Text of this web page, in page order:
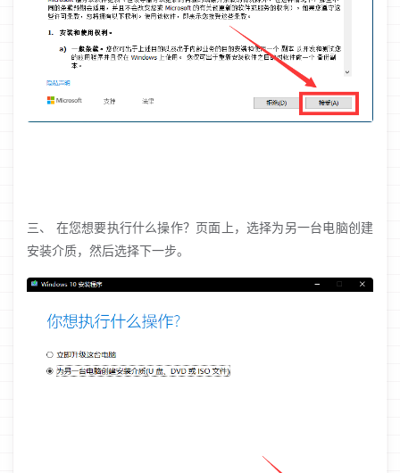
三、 在您想要执行什么操作？页面上，选择为另一台电脑创建
安装介质，然后选择下一步。